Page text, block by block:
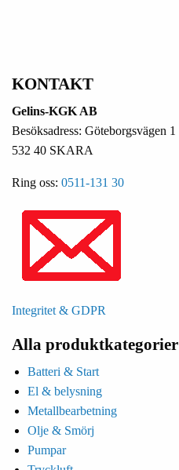
KONTAKT
Gelins-KGK AB
Besöksadress: Göteborgsvägen 1
532 40 SKARA
Ring oss: 0511-131 30
Integritet & GDPR
Alla produktkategorier
Batteri & Start
El & belysning
Metallbearbetning
Olje & Smörj
Pumpar